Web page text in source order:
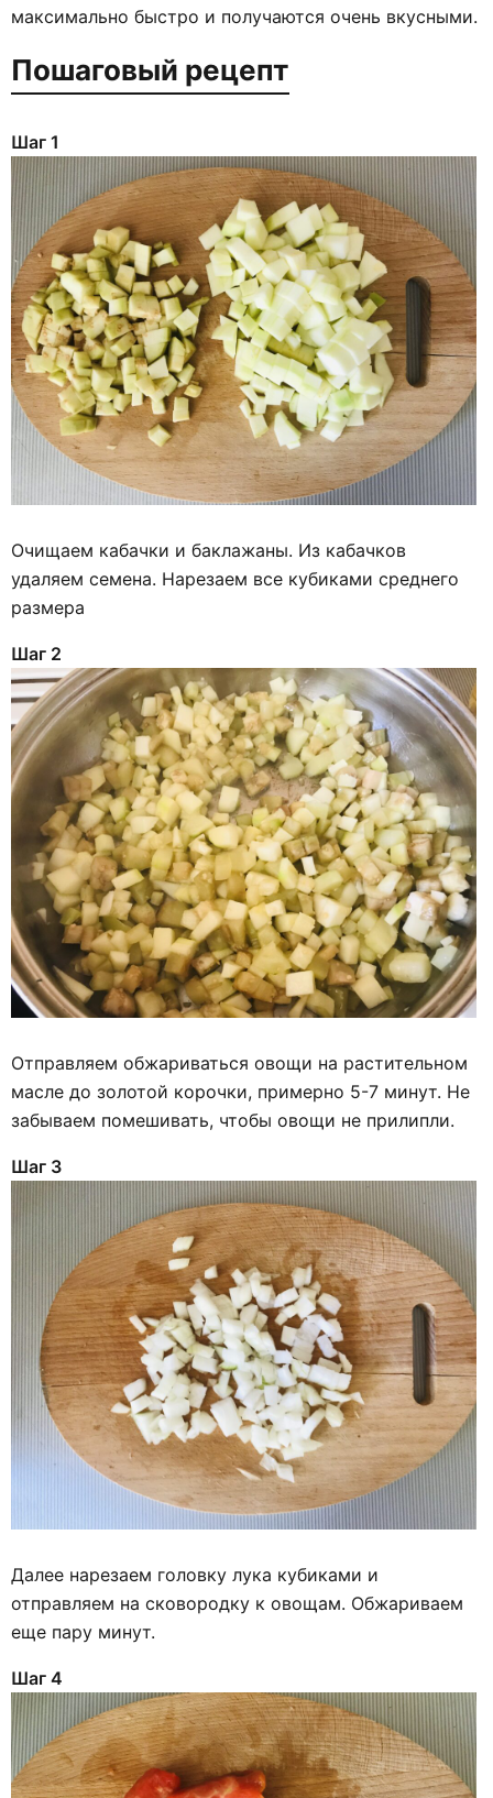
максимально быстро и получаются очень вкусными.
Пошаговый рецепт
Шаг 1
Очищаем кабачки и баклажаны. Из кабачков
удаляем семена. Нарезаем все кубиками среднего
размера
Шаг 2
Отправляем обжариваться овощи на растительном
масле до золотой корочки, примерно 5-7 минут. Не
забываем помешивать, чтобы овощи не прилипли.
Шаг 3
Далее нарезаем головку лука кубиками и
отправляем на сковородку к овощам. Обжариваем
еще пару минут.
Шаг 4